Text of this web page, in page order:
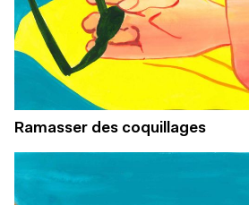
Ramasser des coquillages